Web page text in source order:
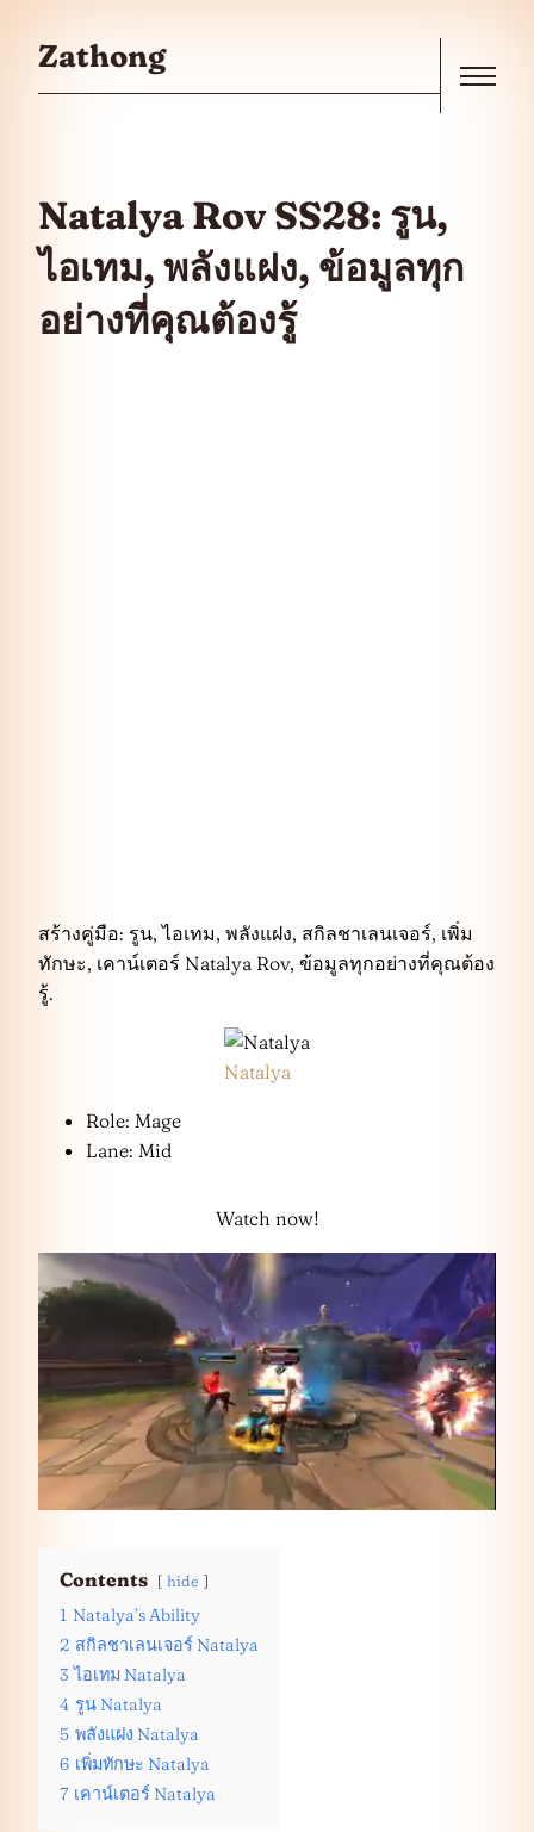
Zathong
Natalya Rov SS28: รูน,
ไอเทม, พลังแฝง, ข้อมูลทุก
อย่างที่คุณต้องรู้
สร้างคู่มือ: รูน, ไอเทม, พลังแฝง, สกิลชาเลนเจอร์, เพิ่ม
ทักษะ, เคาน์เตอร์ Natalya Rov, ข้อมูลทุกอย่างที่คุณต้อง
รู้.
Natalya
Role: Mage
Lane: Mid
Watch now!
Contents hide
1 Natalya’s Ability
2 สกิลชาเลนเจอร์ Natalya
3 ไอเทม Natalya
4 รูน Natalya
5 พลังแฝง Natalya
6 เพิ่มทักษะ Natalya
7 เคาน์เตอร์ Natalya